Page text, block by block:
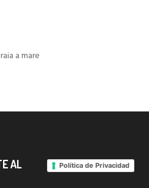
a mare
AL
Política de Privacidad